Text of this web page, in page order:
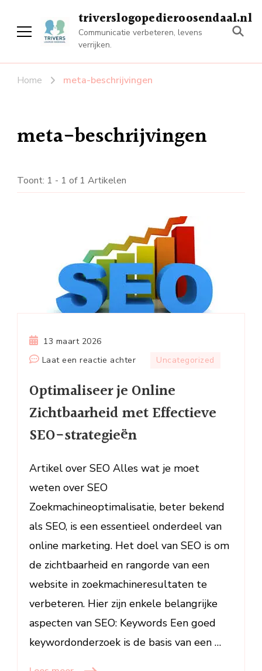
triverslogopedieroosendaal.nl
Communicatie verbeteren, levens
verrijken.
Home meta-beschrijvingen
meta-beschrijvingen
Toont: 1 - 1 of 1 Artikelen
13 maart 2026
Laat een reactie achterop
je
Online
Zichtbaarheid
met
SEO-
Uncategorized
Optimaliseer je Online
Zichtbaarheid met Effectieve
SEO-strategieën
Artikel over SEO Alles wat je moet
weten over SEO
Zoekmachineoptimalisatie, beter bekend
als SEO, is een essentieel onderdeel van
online marketing. Het doel van SEO is om
de zichtbaarheid en rangorde van een
website in zoekmachineresultaten te
verbeteren. Hier zijn enkele belangrijke
aspecten van SEO: Keywords Een goed
keywordonderzoek is de basis van een …